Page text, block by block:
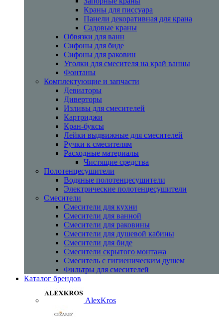
Краны для писсуара
Панели декоративная для крана
Садовые краны
Обвязки для ванн
Сифоны для биде
Сифоны для раковин
Уголки для смесителя на край ванны
Фонтаны
Комплектующие и запчасти
Девиаторы
Диверторы
Изливы для смесителей
Картриджи
Кран-буксы
Лейки выдвижные для смесителей
Ручки к смесителям
Расходные материалы
Чистящие средства
Полотенцесушители
Водяные полотенцесушители
Электрические полотенцесушители
Смесители
Смесители для кухни
Смесители для ванной
Смесители для раковины
Смесители для душевой кабины
Смесители для биде
Смесители скрытого монтажа
Смеситель с гигиеническим душем
Фильтры для смесителей
Каталог брендов
AlexKros